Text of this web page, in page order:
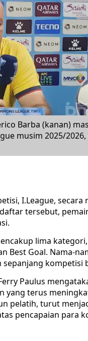
Barba (kanan)
musim 2025/
I.League,
tersebut,
lima kategori,
Best Goal. Nama-
kompetisi
Paulus
yang terus
pelatih, turut
pencapaian para